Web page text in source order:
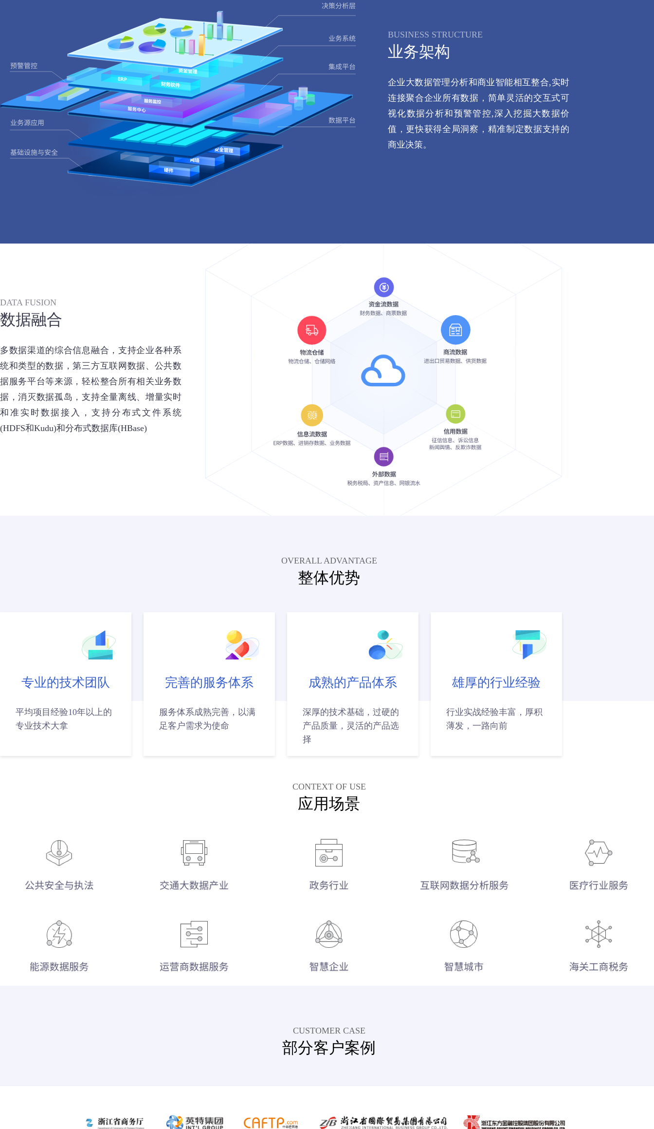
BUSINESS STRUCTURE
业务架构
企业大数据管理分析和商业智能相互整合,实时
连接聚合企业所有数据，简单灵活的交互式可
视化数据分析和预警管控,深入挖掘大数据价
值，更快获得全局洞察，精准制定数据支持的
商业决策。
DATA FUSION
数据融合
多数据渠道的综合信息融合，支持企业各种系
统和类型的数据，第三方互联网数据、公共数
据服务平台等来源，轻松整合所有相关业务数
据，消灭数据孤岛，支持全量离线、增量实时
和准实时数据接入，支持分布式文件系统
(HDFS和Kudu)和分布式数据库(HBase)
OVERALL ADVANTAGE
整体优势
专业的技术团队
平均项目经验10年以上的
专业技术大拿
完善的服务体系
服务体系成熟完善，以满
足客户需求为使命
成熟的产品体系
深厚的技术基础，过硬的
产品质量，灵活的产品选
择
雄厚的行业经验
行业实战经验丰富，厚积
薄发，一路向前
CONTEXT OF USE
应用场景
CUSTOMER CASE
部分客户案例